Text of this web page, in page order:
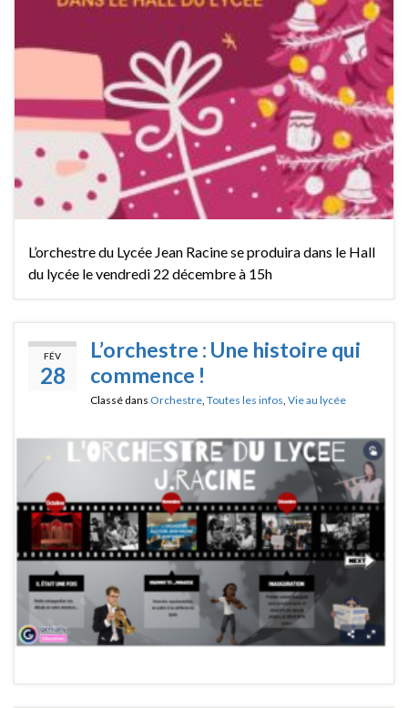
L’orchestre du Lycée Jean Racine se produira dans le Hall
du lycée le vendredi 22 décembre à 15h
FÉV
28
L’orchestre : Une histoire qui
commence !
Classé dans Orchestre, Toutes les infos, Vie au lycée